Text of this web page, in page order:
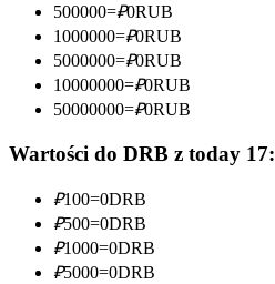
Kopiowanie Transakcji
Dołącz do najlepszych traderów
500000=₽0RUB
1000000=₽0RUB
5000000=₽0RUB
10000000=₽0RUB
50000000=₽0RUB
Wartości do DRB z today
₽100=0DRB
₽500=0DRB
₽1000=0DRB
₽5000=0DRB